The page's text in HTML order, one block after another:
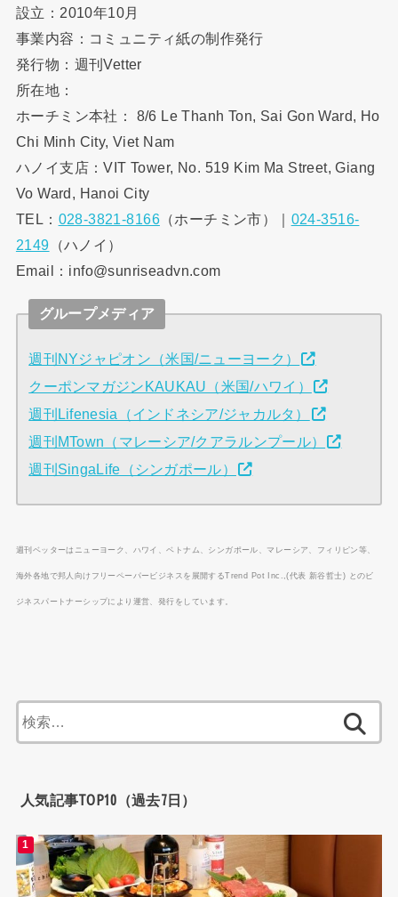
設立：2010年10月
事業内容：コミュニティ紙の制作発行
発行物：週刊Vetter
所在地：
ホーチミン本社： 8/6 Le Thanh Ton, Sai Gon Ward, Ho
Chi Minh City, Viet Nam
ハノイ支店：VIT Tower, No. 519 Kim Ma Street, Giang
Vo Ward, Hanoi City
TEL： 028-3821-8166（ホーチミン市）｜ 024-3516-
2149 （ハノイ）
Email：info@sunriseadvn.com
グループメディア
週刊NYジャピオン（米国/ニューヨーク）
クーポンマガジンKAUKAU（米国/ハワイ）
週刊Lifenesia（インドネシア/ジャカルタ）
週刊MTown（マレーシア/クアラルンプール）
週刊SingaLife（シンガポール）
週刊ベッターはニューヨーク、ハワイ、ベトナム、シンガポール、マレーシア、フィリピン等、
海外各地で邦人向けフリーペーパービジネスを展開するTrend Pot Inc.,(代表 新谷哲士) とのビ
ジネスパートナーシップにより運営、発行をしています。
索:
人気記事TOP10（過去7日）